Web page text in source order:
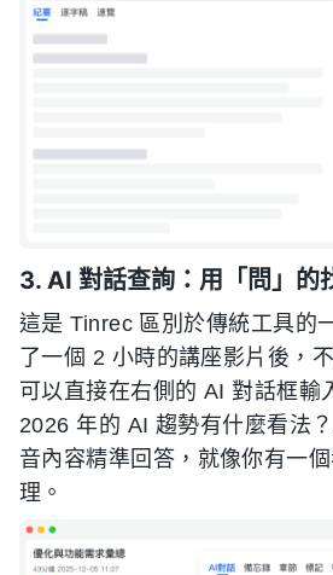
3. AI 對話查詢：用「問」的
這是 Tinrec 區別於傳統工具的
了一個 2 小時的講座影片後，
可以直接在右側的 AI 對話框輸
2026 年的 AI 趨勢有什麼看法
音內容精準回答，就像你有一
理。